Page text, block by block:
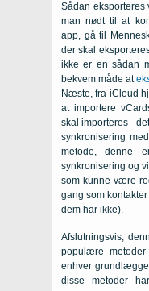
Sådan eksporteres
man nødt til at
app, gå til
der skal
ikke er en sådan
bekvem måde at
Næste, fra iCloud
at importere
skal importeres -
synkronisering
metode, denne
synkronisering og
som kunne være
gang som
dem har ikke).
Afslutningsvis,
populære
enhver
disse metoder